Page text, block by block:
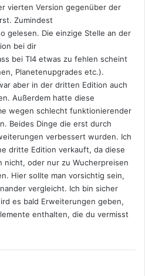
vierten Version gegenüber der
Zumindest
gelesen. Die einzige Stelle an der
bei dir
bei TI4 etwas zu fehlen scheint
Planetenupgrades etc.).
aber in der dritten Edition auch
Außerdem hatte diese
wegen schlecht funktionierender
Beides Dinge die erst durch
verbessert wurden. Ich
dritte Edition verkauft, da diese
nicht, oder nur zu Wucherpreisen
Hier sollte man vorsichtig sein,
vergleicht. Ich bin sicher
es bald Erweiterungen geben,
enthalten, die du vermisst